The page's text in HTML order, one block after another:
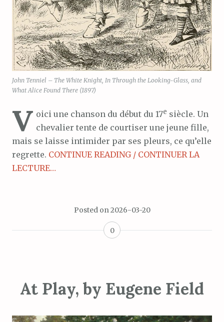
John Tenniel – The White Knight, In Through the Looking-Glass, and
What Alice Found There (1897)
V oici une chanson du début du 17e siècle. Un
chevalier tente de courtiser une jeune fille,
mais se laisse intimider par ses pleurs, ce qu’elle
regrette. CONTINUE READING / CONTINUER LA
LECTURE…
Posted on2026-03-20
0
At Play, by Eugene Field